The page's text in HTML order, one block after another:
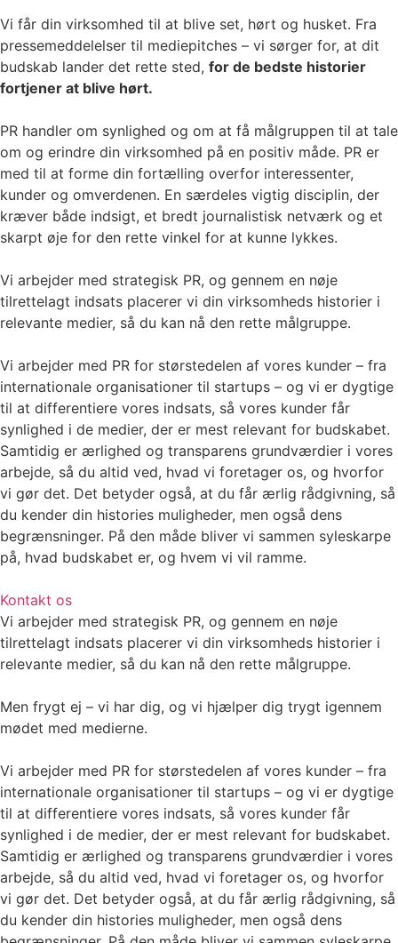
Vi får din virksomhed til at blive set, hørt og husket. Fra
pressemeddelelser til mediepitches – vi sørger for, at dit
budskab lander det rette sted, for de bedste historier
fortjener at blive hørt.
PR handler om synlighed og om at få målgruppen til at tale
om og erindre din virksomhed på en positiv måde. PR er
med til at forme din fortælling overfor interessenter,
kunder og omverdenen. En særdeles vigtig disciplin, der
kræver både indsigt, et bredt journalistisk netværk og et
skarpt øje for den rette vinkel for at kunne lykkes.
Vi arbejder med strategisk PR, og gennem en nøje
tilrettelagt indsats placerer vi din virksomheds historier i
relevante medier, så du kan nå den rette målgruppe.
Vi arbejder med PR for størstedelen af vores kunder – fra
internationale organisationer til startups – og vi er dygtige
til at differentiere vores indsats, så vores kunder får
synlighed i de medier, der er mest relevant for budskabet.
Samtidig er ærlighed og transparens grundværdier i vores
arbejde, så du altid ved, hvad vi foretager os, og hvorfor
vi gør det. Det betyder også, at du får ærlig rådgivning, så
du kender din histories muligheder, men også dens
begrænsninger. På den måde bliver vi sammen syleskarpe
på, hvad budskabet er, og hvem vi vil ramme.
Kontakt os
Vi arbejder med strategisk PR, og gennem en nøje
tilrettelagt indsats placerer vi din virksomheds historier i
relevante medier, så du kan nå den rette målgruppe.
Men frygt ej – vi har dig, og vi hjælper dig trygt igennem
mødet med medierne.
Vi arbejder med PR for størstedelen af vores kunder – fra
internationale organisationer til startups – og vi er dygtige
til at differentiere vores indsats, så vores kunder får
synlighed i de medier, der er mest relevant for budskabet.
Samtidig er ærlighed og transparens grundværdier i vores
arbejde, så du altid ved, hvad vi foretager os, og hvorfor
vi gør det. Det betyder også, at du får ærlig rådgivning, så
du kender din histories muligheder, men også dens